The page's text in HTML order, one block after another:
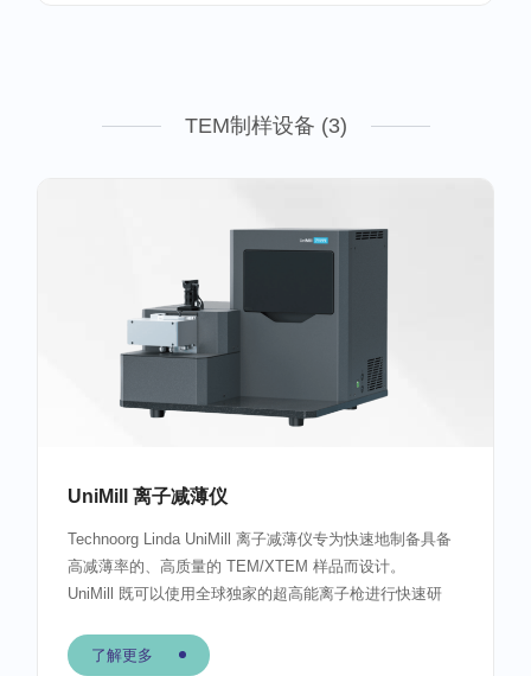
TEM制样设备 (3)
UniMill 离子减薄仪
Technoorg Linda UniMill 离子减薄仪专为快速地制备具备
高减薄率的、高质量的 TEM/XTEM 样品而设计。
UniMill 既可以使用全球独家的超高能离子枪进行快速研
理。了解更多